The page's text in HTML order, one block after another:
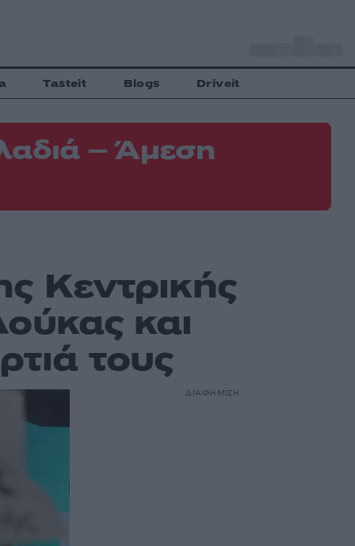
Tasteit Blogs Driveit
– Άμεση
Κεντρικής
και
τους
ΔΙΑΦΗΜΙΣΗ